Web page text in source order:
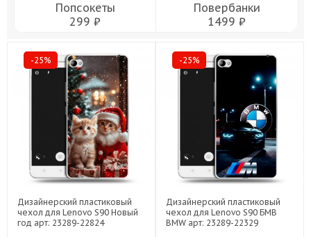
Попсокеты
299 ₽
Повербанки
1499 ₽
-25%
Дизайнерский пластиковый
чехол для Lenovo S90 Новый
год арт: 23289-22824
-25%
Дизайнерский пластиковый
чехол для Lenovo S90 БМВ
BMW арт: 23289-22329